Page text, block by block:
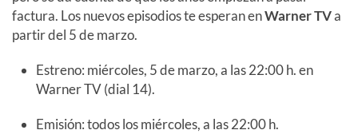
factura. Los nuevos episodios te esperan enWarner TVa
partir del 5 de marzo.
Estreno: miércoles, 5 de marzo, a las 22:00 h. en
Warner TV (dial 14).
Emisión: todos los miércoles, a las 22:00 h.